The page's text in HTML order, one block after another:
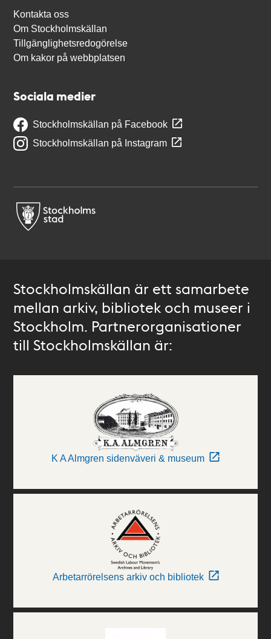
Kontakta oss
Om Stockholmskällan
Tillgänglighetsredogörelse
Om kakor på webbplatsen
Sociala medier
Stockholmskällan på Facebook
Stockholmskällan på Instagram
Stockholmskällan är ett samarbete
mellan arkiv, bibliotek och museer i
Stockholm. Partnerorganisationer
till Stockholmskällan är:
K A Almgren sidenväveri & museum
Arbetarrörelsens arkiv och bibliotek